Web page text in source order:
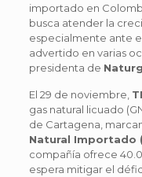
importado en
busca atender la
especialmente ante
advertido en varias
presidenta de
El 29 de noviembre,
gas natural licuado
de Cartagena,
Natural Importado
compañía ofrece
espera mitigar el